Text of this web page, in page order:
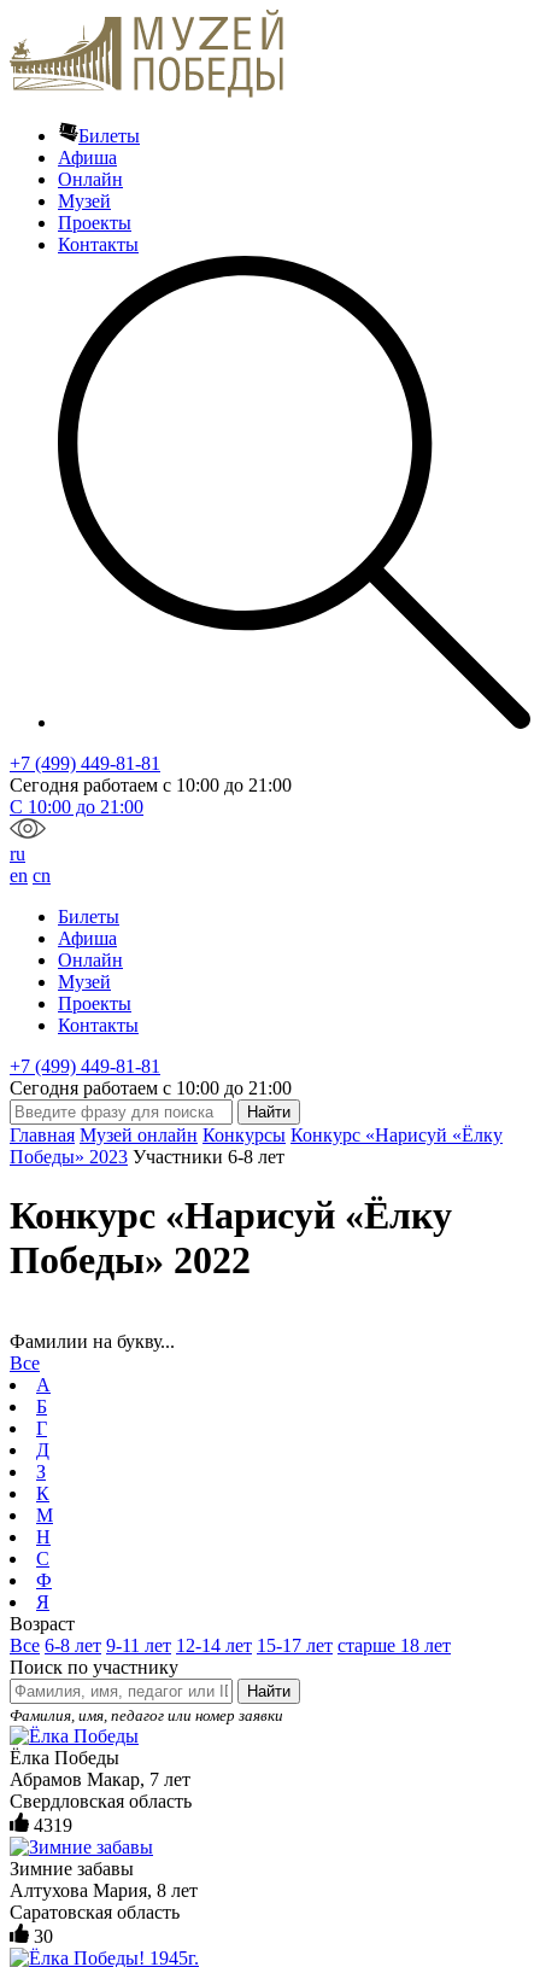
Билеты
Афиша
Онлайн
Музей
Проекты
Контакты
+7 (499) 449-81-81
Сегодня работаем с 10:00 до 21:00
С 10:00 до 21:00
ru
en cn
Билеты
Афиша
Онлайн
Музей
Проекты
Контакты
+7 (499) 449-81-81
Сегодня работаем с 10:00 до 21:00
Главная Музей онлайн Конкурсы Конкурс «Нарисуй «Ёлку
Победы» 2023 Участники 6-8 лет
Конкурс «Нарисуй «Ёлку
Победы» 2022
Фамилии на букву...
Все
А
Б
Г
Д
З
К
М
Н
С
Ф
Я
Возраст
Все 6-8 лет 9-11 лет 12-14 лет 15-17 лет старше 18 лет
Поиск по участнику
Найти
Фамилия, имя, педагог или номер заявки
Ёлка Победы
Абрамов Макар, 7 лет
Свердловская область
4319
Зимние забавы
Алтухова Мария, 8 лет
Саратовская область
30